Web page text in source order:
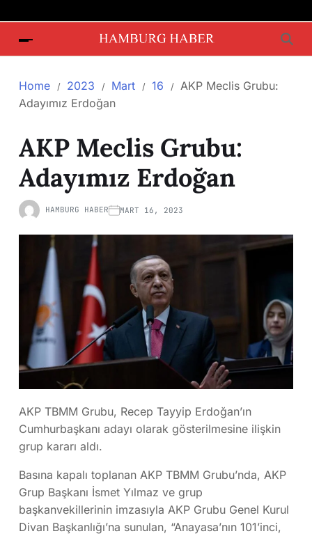
Home 2023 Mart 16
AKP Meclis Grubu:
Adayımız Erdoğan
AKP Meclis Grubu:
Adayımız Erdoğan
HAMBURG HABER MART 16, 2023
AKP TBMM Grubu, Recep Tayyip Erdoğan’ın
Cumhurbaşkanı adayı olarak gösterilmesine ilişkin
grup kararı aldı.
Basına kapalı toplanan AKP TBMM Grubu’nda, AKP
Grup Başkanı İsmet Yılmaz ve grup
başkanvekillerinin imzasıyla AKP Grubu Genel Kurul
Divan Başkanlığı’na sunulan, “Anayasa’nın 101’inci,